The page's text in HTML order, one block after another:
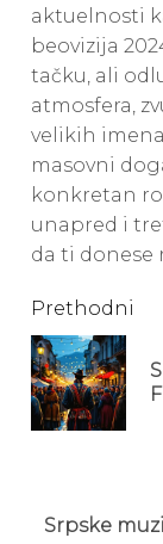
aktuelnosti
beovizija
tačku, ali
atmosfera,
velikih
masovni
konkretan
unapred i
da ti donese
Continue
Reading
Prethodni
Next
Srpske